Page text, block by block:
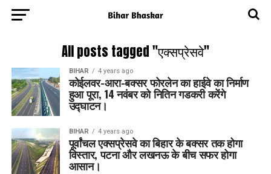
All posts tagged "एक्सप्रेसवे"
BIHAR 4 years ago
कोईलवर-आरा-बक्सर फोरलेन का हाईवे का निर्माण
हुआ पूरा, 14 नवंबर को नितिन गडकरी करेंगे
उद्घाटन।
BIHAR 4 years ago
पूर्वांचल एक्सप्रेसवे का बिहार के बक्सर तक होगा
विस्तार, पटना और लखनऊ के बीच सफर होगा
आसान।